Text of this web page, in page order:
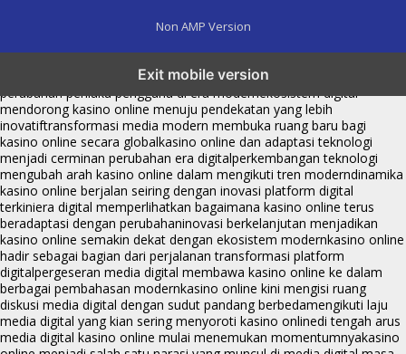
Non AMP Version
Exit mobile version
perkembangan kasino online mencerminkan
perubahan perilaku pengguna di era modernekosistem digital
mendorong kasino online menuju pendekatan yang lebih
inovatiftransformasi media modern membuka ruang baru bagi
kasino online secara globalkasino online dan adaptasi teknologi
menjadi cerminan perubahan era digitalperkembangan teknologi
mengubah arah kasino online dalam mengikuti tren moderndinamika
kasino online berjalan seiring dengan inovasi platform digital
terkiniera digital memperlihatkan bagaimana kasino online terus
beradaptasi dengan perubahaninovasi berkelanjutan menjadikan
kasino online semakin dekat dengan ekosistem modernkasino online
hadir sebagai bagian dari perjalanan transformasi platform
digitalpergeseran media digital membawa kasino online ke dalam
berbagai pembahasan modernkasino online kini mengisi ruang
diskusi media digital dengan sudut pandang berbedamengikuti laju
media digital yang kian sering menyoroti kasino onlinedi tengah arus
media digital kasino online mulai menemukan momentumnyakasino